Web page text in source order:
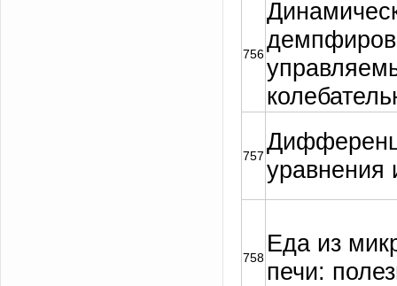
756
757 уравнения
758
Еда из
печи: